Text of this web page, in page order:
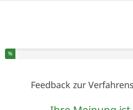
Sie haben % dieser Umfrage
%
Feedback zur